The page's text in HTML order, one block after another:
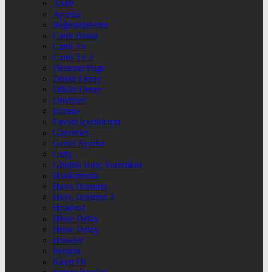
AMP
Ayarlar
Beğendiklerim
Canlı Borsa
Canlı Tv
Canlı Tv 2
Deneme Page
Döviz Detay
Döviz Detay
Dövizler
Eczane
Favori İçeriklerim
Gazeteler
Genel Ayarlar
Giriş
Günlük Burç Yorumları
Hakkımızda
Hava Durumu
Hava Durumu 2
Header4
Hisse Detay
Hisse Detay
Hisseler
İletişim
Kayıt Ol